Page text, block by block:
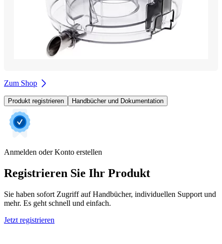
Zum Shop
Produkt registrieren Handbücher und Dokumentation
Anmelden oder Konto erstellen
Registrieren Sie Ihr Produkt
Sie haben sofort Zugriff auf Handbücher, individuellen Support und
mehr. Es geht schnell und einfach.
Jetzt registrieren